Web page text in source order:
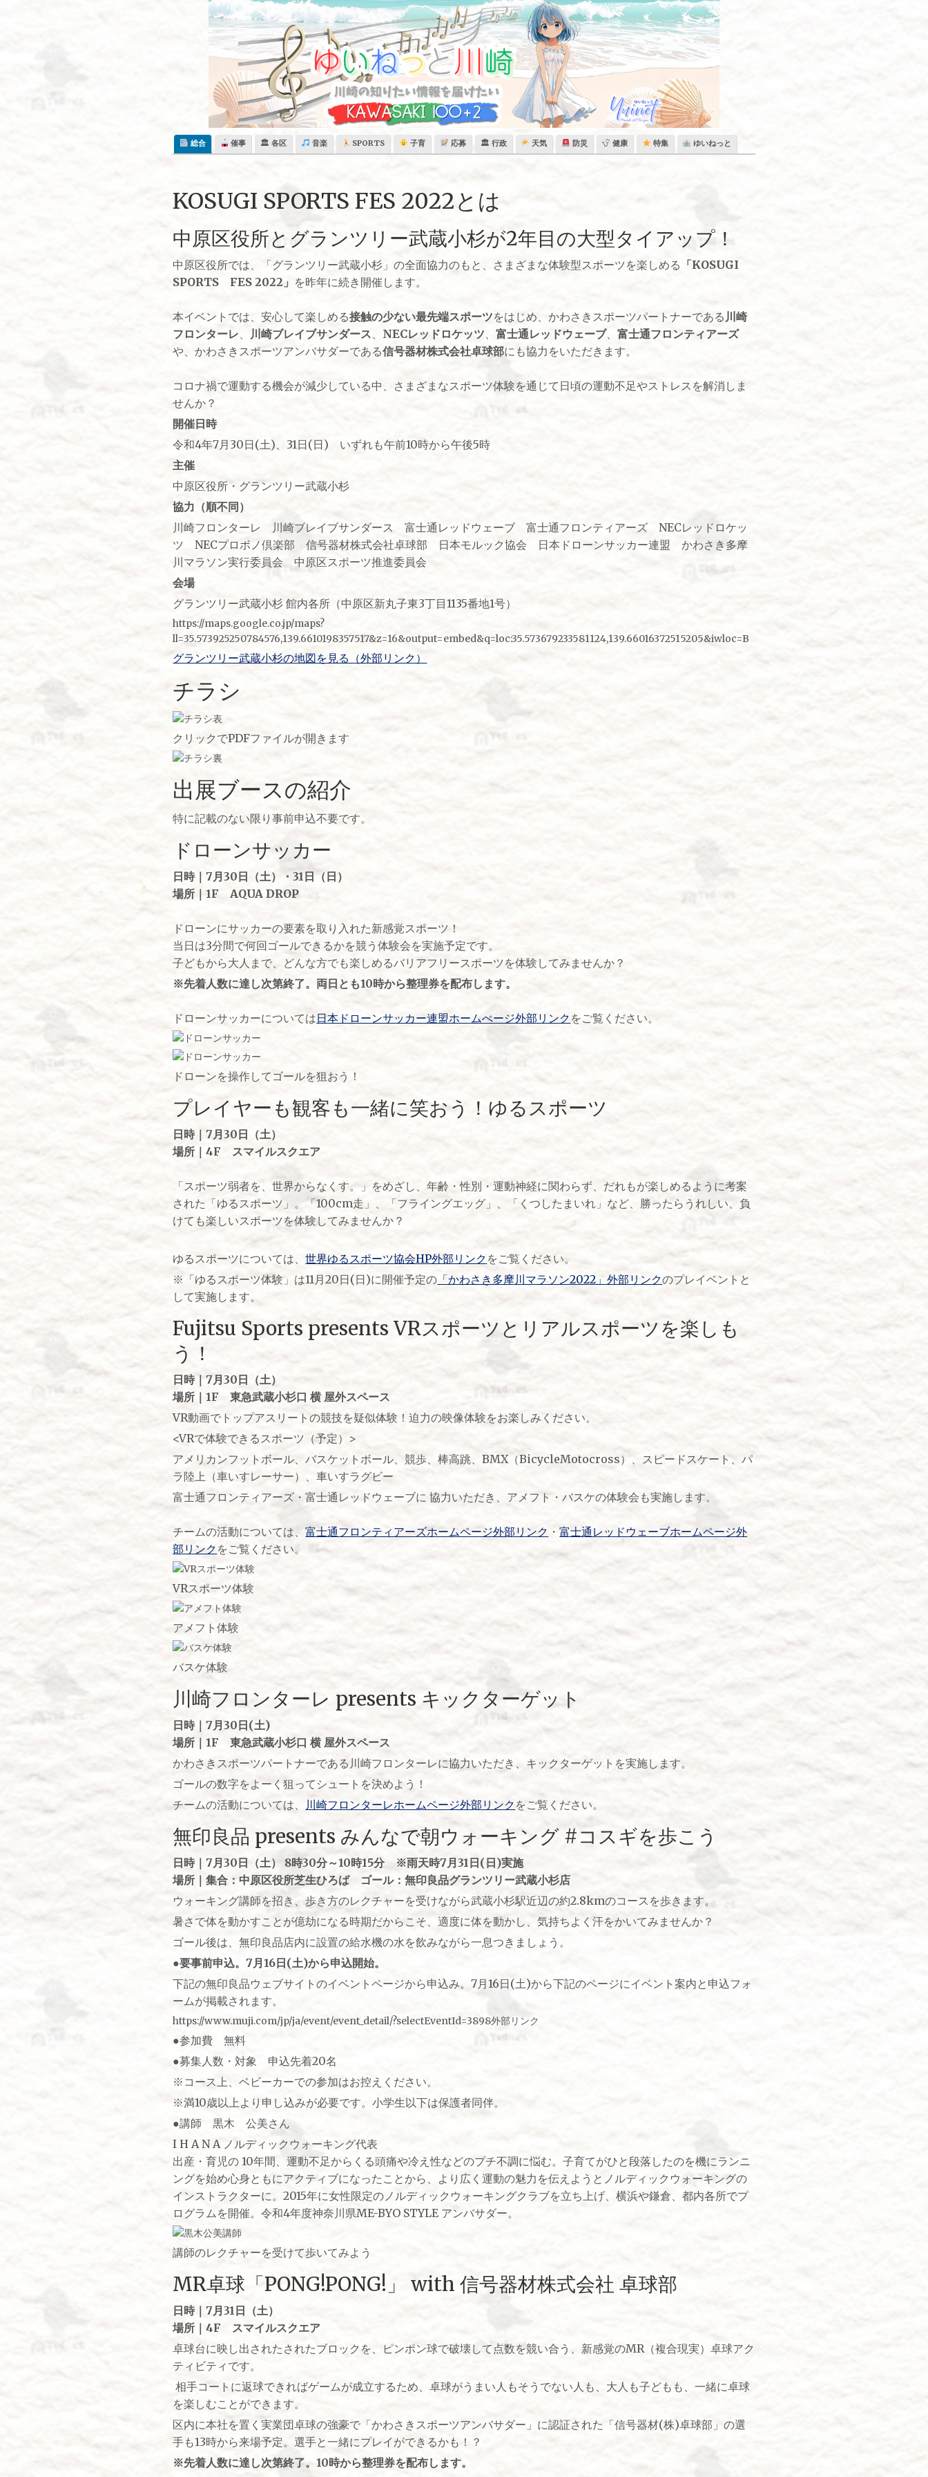
総合 催事 🏛 各区 音楽 SPORTS 子育 応募 🏛 行政 天気 防災 健康 特集 ゆいねっと
KOSUGI SPORTS FES 2022とは
中原区役所とグランツリー武蔵小杉が2年目の大型タイアップ！
中原区役所では、「グランツリー武蔵小杉」の全面協力のもと、さまざまな体験型スポーツを楽しめる 「KOSUGI
SPORTS FES 2022」 を昨年に続き開催します。
本イベントでは、安心して楽しめる接触の少ない最先端スポーツをはじめ、かわさきスポーツパートナーである 川崎
フロンターレ
川崎ブレイブサンダース NECレッドロケッツ 、富士通レッドウェーブ、富士通フロンティアーズ
や、かわさきスポーツアンバサダーである信号器材株式会社卓球部にも協力をいただきます。
コロナ禍で運動する機会が減少している中、さまざまなスポーツ体験を通じて日頃の運動不足やストレスを解消しま
せんか？
開催日時
令和4年7月30日(土)、31日(日) いずれも午前10時から午後5時
主催
中原区役所・グランツリー武蔵小杉
協力（順不同）
川崎フロンターレ 川崎ブレイブサンダース 富士通レッドウェーブ 富士通フロンティアーズ NECレッドロケッ
ツ NECプロボノ倶楽部 信号器材株式会社卓球部 日本モルック協会 日本ドローンサッカー連盟 かわさき多摩
川マラソン実行委員会 中原区スポーツ推進委員会
会場
グランツリー武蔵小杉 館内各所（中原区新丸子東3丁目1135番地1号）
https://maps.google.co.jp/maps?
ll=35.573925250784576,139.6610198357517&z=16&output=embed&q=loc:35.573679233581124,139.66016372515205&iwloc=B
グランツリー武蔵小杉の地図を見る（外部リンク）
チラシ
クリックでPDFファイルが開きます
出展ブースの紹介
特に記載のない限り事前申込不要です。
ドローンサッカー
日時｜7月30日（土）・31 日（日）
場所｜1F AQUA DROP
ドローンにサッカーの要素を取り入れた新感覚スポーツ！
当日は3分間で何回ゴールできるかを競う体験会を実施予定です。
子どもから大人まで、どんな方でも楽しめるバリアフリースポーツを体験してみませんか？
※先着人数に達し次第終了。両日とも10時から整理券を配布します。
ドローンサッカーについては日本ドローンサッカー連盟ホームぺージ外部リンク をご覧ください。
ドローンを操作してゴールを狙おう！
プレイヤーも観客も一緒に笑おう！ゆるスポーツ
日時｜7月30日（土）
場所｜4F スマイルスクエア
「スポーツ弱者を、世界からなくす。」をめざし、年齢・性別・運動神経に関わらず、だれもが楽しめるように考案
された「ゆるスポーツ」。「100cm⾛」、「フライングエッグ」、「くつしたまいれ」など、勝ったらうれしい、負
けても楽しいスポーツを体験してみませんか？
ゆるスポーツについては、世界ゆるスポーツ協会HP外部リンク をご覧ください。
※「ゆるスポーツ体験」は11月20日(日)に開催予定の 「かわさき多摩川マラソン2022」外部リンクのプレイベントと
して実施します。
Fujitsu Sports presents VRスポーツとリアルスポーツを楽しも
う！
日時｜7月30日（土）
場所｜1F 東急武蔵小杉口 横 屋外スペース
VR動画でトップアスリートの競技を疑似体験！迫力の映像体験をお楽しみください。
<VRで体験できるスポーツ（予定）>
アメリカンフットボール、バスケットボール、競歩、棒高跳、BMX（BicycleMotocross）、スピードスケート、パ
ラ陸上（車いすレーサー）、車いすラグビー
富士通フロンティアーズ・富士通レッドウェーブに 協力いただき、アメフト・バスケの体験会も実施します。
チームの活動については、富士通フロンティアーズホームページ外部リンク ・富士通レッドウェーブホームページ外
部リンク をご覧ください。
VRスポーツ体験
アメフト体験
バスケ体験
川崎フロンターレ presents キックターゲット
日時｜7月30日(土)
場所｜1F 東急武蔵小杉口 横 屋外スペース
かわさきスポーツパートナーである川崎フロンターレに協力いただき、キックターゲットを実施します。
ゴールの数字をよーく狙ってシュートを決めよう！
チームの活動については、
川崎フロンターレホームページ外部リンク をご覧ください。
無印良品 presents みんなで朝ウォーキング #コスギを歩こう
日時｜7月30日（土） 8時30分～10時15分 ※雨天時7月31日(日)実施
場所｜集合：中原区役所芝生ひろば ゴール：無印良品グランツリー武蔵小杉店
ウォーキング講師を招き、歩き方のレクチャーを受けながら武蔵小杉駅近辺の約2.8kmのコースを歩きます。
暑さで体を動かすことが億劫になる時期だからこそ、適度に体を動かし、気持ちよく汗をかいてみませんか？
ゴール後は、無印良品店内に設置の給水機の水を飲みながら一息つきましょう。
●要事前申込。7月16日(土)から申込開始。
下記の無印良品ウェブサイトのイベントページから申込み。7月16日(土)から下記のページにイベント案内と申込フォ
ームが掲載されます。
https://www.muji.com/jp/ja/event/event_detail/?selectEventId=3898外部リンク
●参加費 無料
●募集人数・対象 申込先着20名
※コース上、ベビーカーでの参加はお控えください。
※満10歳以上より申し込みが必要です。小学生以下は保護者同伴。
●講師 黒木 公美さん
I H A N A ノルディックウォーキング代表
出産・育児の 10年間、運動不足からくる頭痛や冷え性などのプチ不調に悩む。子育てがひと段落したのを機にランニ
ングを始め心身ともにアクティブになったことから、より広く運動の魅力を伝えようとノルディックウォーキングの
インストラクターに。2015年に女性限定のノルディックウォーキングクラブを立ち上げ、横浜や鎌倉、都内各所でプ
ログラムを開催。令和4年度神奈川県ME-BYO STYLE アンバサダー。
講師のレクチャーを受けて歩いてみよう
MR卓球「PONG!PONG!」 with 信号器材株式会社 卓球部
日時｜7月31日（土）
場所｜4F スマイルスクエア
卓球台に映し出されたされたブロックを、ピンポン球で破壊して点数を競い合う、新感覚のMR（複合現実）卓球アク
ティビティです。
相手コートに返球できればゲームが成立するため、卓球がうまい人もそうでない人も、大人も子どもも、一緒に卓球
を楽しむことができます。
区内に本社を置く実業団卓球の強豪で「かわさきスポーツアンバサダー」に認証された「信号器材(株)卓球部」の選
手も13時から来場予定。選手と一緒にプレイができるかも！？
※先着人数に達し次第終了。10時から整理券を配布します。